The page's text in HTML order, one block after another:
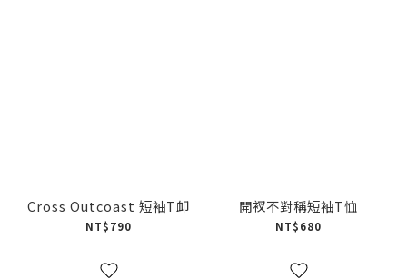
Cross Outcoast 短袖T卹
NT$790
開衩不對稱短袖T恤
NT$680